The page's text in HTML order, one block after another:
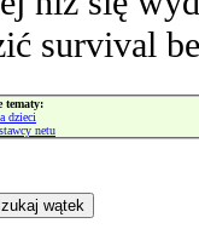
survival
tematy:
dzieci
netu